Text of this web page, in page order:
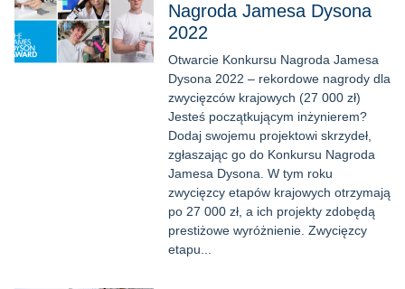
Nagroda Jamesa Dysona
2022
Otwarcie Konkursu Nagroda Jamesa
Dysona 2022 – rekordowe nagrody dla
zwycięzców krajowych (27 000 zł)
Jesteś początkującym inżynierem?
Dodaj swojemu projektowi skrzydeł,
zgłaszając go do Konkursu Nagroda
Jamesa Dysona. W tym roku
zwycięzcy etapów krajowych otrzymają
po 27 000 zł, a ich projekty zdobędą
prestiżowe wyróżnienie. Zwycięzcy
etapu...